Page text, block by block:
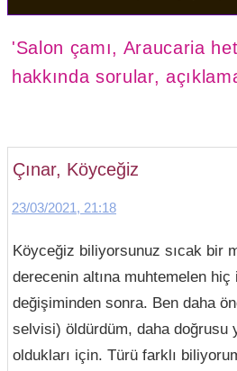
'Salon çamı, Araucaria
hakkında sorular,
Çınar, Köyceğiz
23/03/2021, 21:18
Köyceğiz biliyorsunuz sıcak bir
derecenin altına muhtemelen hiç
değişiminden sonra. Ben daha
selvisi) öldürdüm, daha doğrusu
oldukları için. Türü farklı